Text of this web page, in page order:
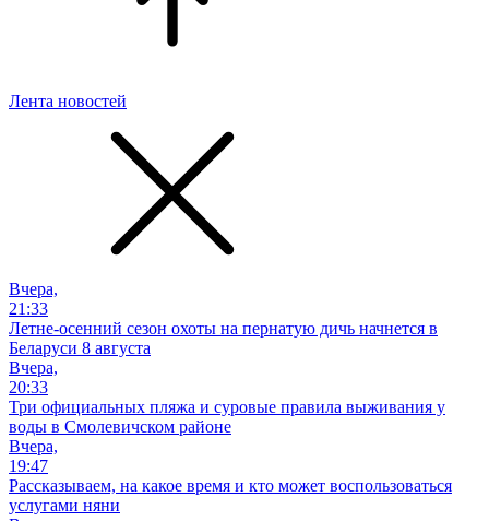
Лента новостей
Вчера,
21:33
Летне-осенний сезон охоты на пернатую дичь начнется в
Беларуси 8 августа
Вчера,
20:33
Три официальных пляжа и суровые правила выживания у
воды в Смолевичском районе
Вчера,
19:47
Рассказываем, на какое время и кто может воспользоваться
услугами няни